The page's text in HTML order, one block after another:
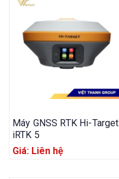
Máy GNSS RTK Hi-Target
iRTK 5
Giá: Liên hệ